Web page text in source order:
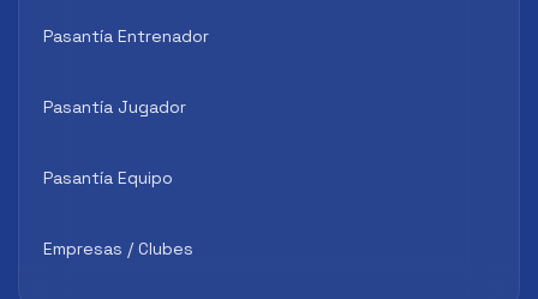
Pasantía Entrenador
Pasantía Jugador
Pasantía Equipo
Empresas / Clubes